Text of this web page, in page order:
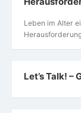
Leben im Alter
Let’s Talk! –